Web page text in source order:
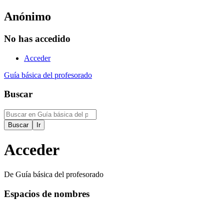
Anónimo
No has accedido
Acceder
Guía básica del profesorado
Buscar
Acceder
De Guía básica del profesorado
Espacios de nombres